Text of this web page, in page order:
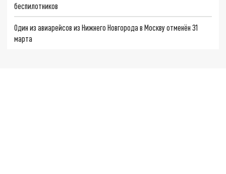
беспилотников
Один из авиарейсов из Нижнего Новгорода в Москву отменён 31
марта